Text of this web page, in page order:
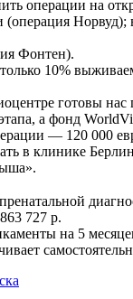
операции на
Норвуд);
Фонтен).
10%
готовы нас
а фонд
— 120 000
в клинике
727 р.
на 5